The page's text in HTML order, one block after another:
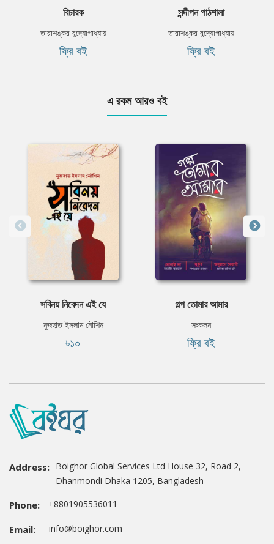
বিচারক
তারাশঙ্কর বন্দ্যোপাধ্যায়
ফ্রি বই
সন্দীপন পাঠশালা
তারাশঙ্কর বন্দ্যোপাধ্যায়
ফ্রি বই
এ রকম আরও বই
সবিনয় নিবেদন এই যে
নুজহাত ইসলাম নৌশিন
৳১০
গল্প তোমার আমার
সংকলন
ফ্রি বই
Address: Boighor Global Services Ltd House 32, Road 2,
Dhanmondi Dhaka 1205, Bangladesh
Phone: +8801905536011
Email: info@boighor.com